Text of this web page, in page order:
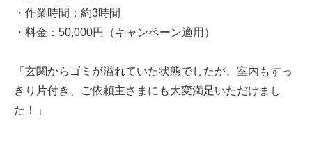
・作業時間：約3時間
・料金：50,000円（キャンペーン適用）
「玄関からゴミが溢れていた状態でしたが、室内もすっ
きり片付き、ご依頼主さまにも大変満足いただけまし
た！」